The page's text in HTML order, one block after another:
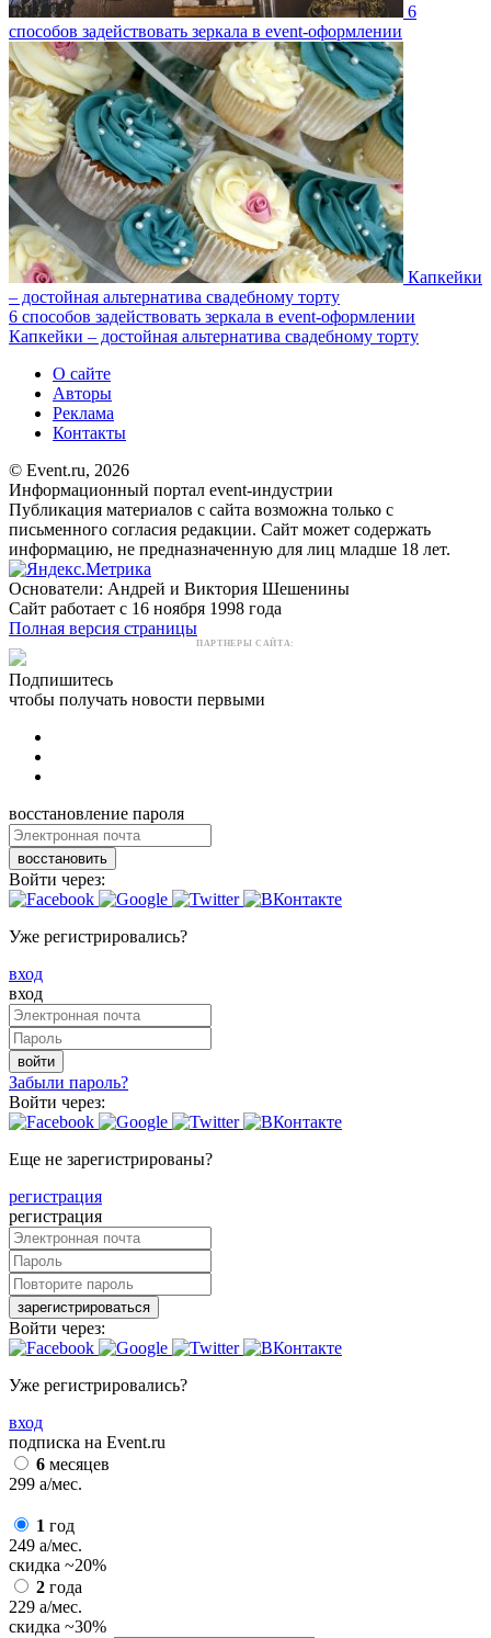
6
способов задействовать зеркала в event-оформлении
Капкейки
– достойная альтернатива свадебному торту
6 способов задействовать зеркала в event-оформлении
Капкейки – достойная альтернатива свадебному торту
О сайте
Авторы
Реклама
Контакты
© Event.ru, 2026
Информационный портал event-индустрии
Публикация материалов с сайта возможна только с
письменного согласия редакции. Сайт может содержать
информацию, не предназначенную для лиц младше 18 лет.
Основатели: Андрей и Виктория Шешенины
Сайт работает с 16 ноября 1998 года
Полная версия страницы
ПАРТНЕРЫ САЙТА:
Подпишитесь
чтобы получать новости первыми
восстановление пароля
восстановить
Войти через:
Уже регистрировались?
вход
вход
войти
Забыли пароль?
Войти через:
Еще не зарегистрированы?
регистрация
регистрация
зарегистрироваться
Войти через:
Уже регистрировались?
вход
подписка на Event.ru
6 месяцев
299 a/мес.
1 год
249 a/мес.
скидка ~20%
2 года
229 a/мес.
скидка ~30%